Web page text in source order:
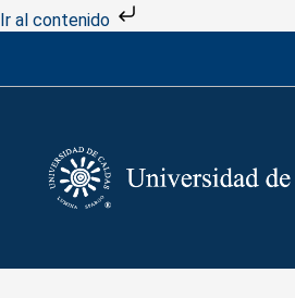
Ir al contenido